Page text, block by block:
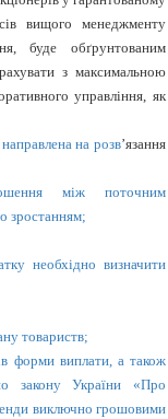
вищого менеджменту
буде обґрунтованим
з максимальною
управління, як
направлена на розв’язання
між поточним
зростанням;
необхідно визначити
товариств;
форми виплати, а також
закону України «Про
виключно грошовими